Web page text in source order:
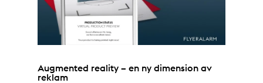
Augmented reality – en ny dimension av
reklam